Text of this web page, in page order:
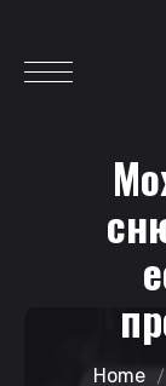
Home